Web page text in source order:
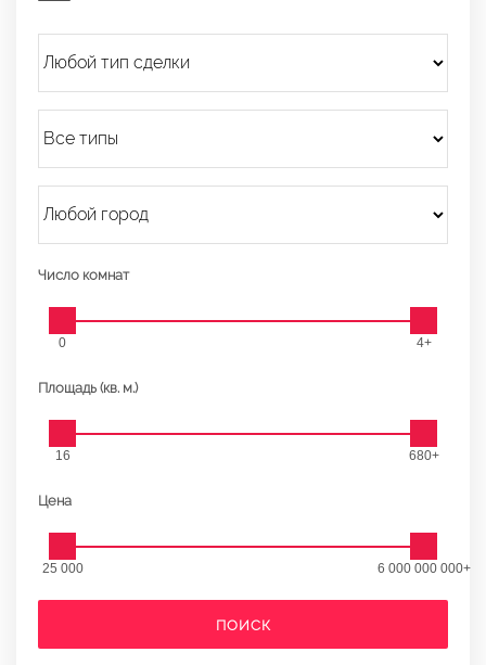
Число комнат
0 4+
Площадь (кв. м.)
16 680+
Цена
25 000 6 000 000 000+
ПОИСК